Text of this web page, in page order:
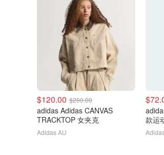
$120.00 $200.00
adidas Adidas CANVAS
TRACKTOP 女夹克
Adidas AU
款运